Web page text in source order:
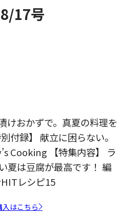
17号
けおかずで。真夏の料理を
付録】 献立に困らない。
Cooking 【特集内容】 ラ
夏は豆腐が最高です！ 編
レシピ15
はこちら